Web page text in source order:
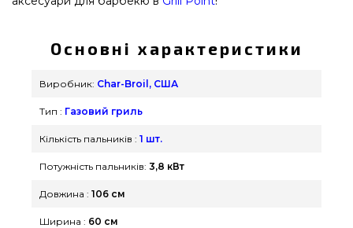
Основні характеристики
Виробник: Char-Broil, США
Тип : Газовий гриль
Кількість пальників : 1 шт.
Потужність пальників: 3,8 кВт
Довжина : 106 см
Ширина : 60 см